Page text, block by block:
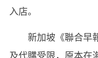
入店。
新加坡《聯合早
及代購受限，原本在